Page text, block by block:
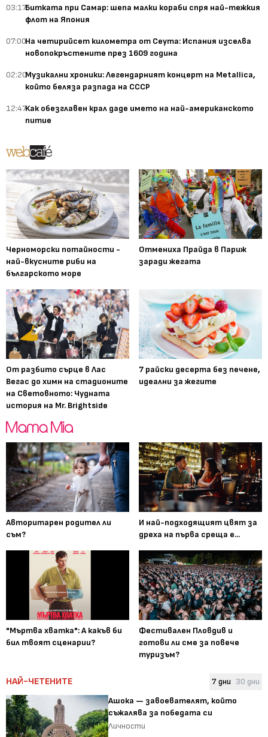
03:17Битката при Самар: шепа малки кораби спря най-тежкия
флот на Япония
07:00На четирийсет километра от Сеута: Испания изселва
новопокръстените през 1609 година
02:20Музикални хроники: Легендарният концерт на Metallica,
който беляза разпада на СССР
12:47Как обезглавен крал даде името на най-американското
питие
Черноморски потайности -
най-вкусните риби на
българското море
Отмениха Прайда в Париж
заради жегата
От разбито сърце в Лас
Вегас до химн на стадионите
на Световното: Чудната
история на Mr. Brightside
7 райски десерта без печене,
идеални за жегите
Авторитарен родител ли
съм?
И най-подходящият цвят за
дреха на първа среща е...
"Мъртва хватка": А какъв би
бил твоят сценарии?
Фестивален Пловдив и
готови ли сме за повече
туризъм?
НАЙ-ЧЕТЕНИТЕ 7 дни 30 дни
Ашока — завоевателят, който
съжалява за победата си
Личности